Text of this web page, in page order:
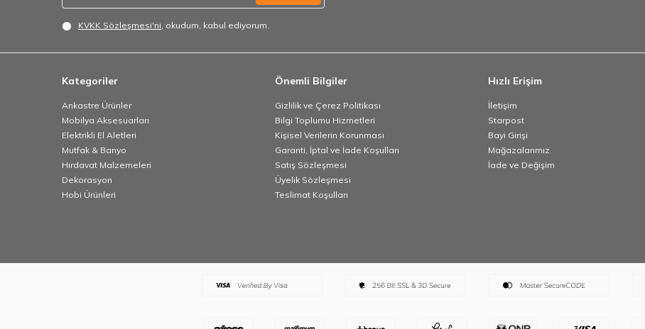
KVKK Sözleşmesi'ni , okudum, kabul ediyorum.
Kategoriler
Ankastre Ürünler
Mobilya Aksesuarları
Elektrikli El Aletleri
Mutfak & Banyo
Hırdavat Malzemeleri
Dekorasyon
Hobi Ürünleri
Önemli Bilgiler
Gizlilik ve Çerez Politikası
Bilgi Toplumu Hizmetleri
Kişisel Verilerin Korunması
Garanti, İptal ve İade Koşulları
Satış Sözleşmesi
Üyelik Sözleşmesi
Teslimat Koşulları
Hızlı Erişim
İletişim
Starpost
Bayi Girişi
Mağazalarımız
İade ve Değişim